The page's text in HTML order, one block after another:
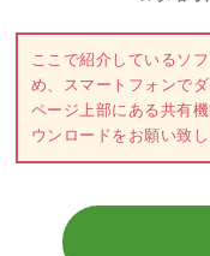
ここで紹介しているソ
め、スマートフォンで
ページ上部にある共有
ウンロードをお願い致し